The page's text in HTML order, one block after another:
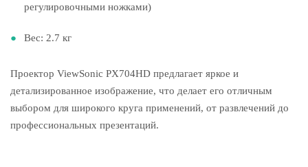
регулировочными ножками)
Вес: 2.7 кг
Проектор ViewSonic PX704HD предлагает яркое и
детализированное изображение, что делает его отличным
выбором для широкого круга применений, от развлечений до
профессиональных презентаций.